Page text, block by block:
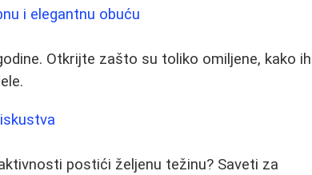
i elegantnu obuću
Otkrijte zašto su toliko omiljene, kako ih
postići željenu težinu? Saveti za